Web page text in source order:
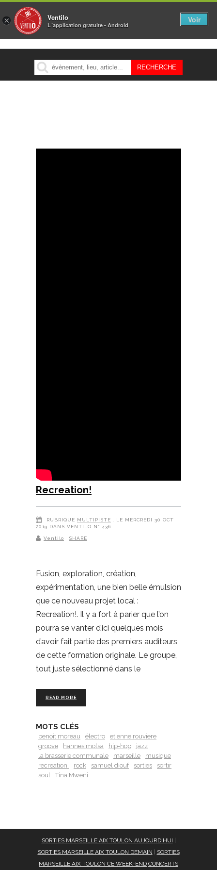
MENU
Recreation!
RUBRIQUE MULTIPISTE
, LE MERCREDI 30 OCT
2019 DANS VENTILO N° 436
Ventilo SHARE
Fusion, exploration, création,
expérimentation, une bien belle émulsion
que ce nouveau projet local :
Recreation!. Il y a fort à parier que l’on
pourra se vanter d’ici quelques mois
d’avoir fait partie des premiers auditeurs
de cette formation originale. Le groupe,
tout juste sélectionné dans le
READ MORE
MOTS CLÉS
benoit moreau électro
etienne rouviere
groove
hannes molsa hip-hop
jazz
la brasserie communale
marseille
musique
recreation.
rock samuel diouf sorties
sortir
soul
Tina Mweni
SORTIES MARSEILLE AIX TOULON AUJOURD'HUI
SORTIES MARSEILLE AIX TOULON DEMAIN
SORTIES
MARSEILLE AIX TOULON CE WEEK-END CONCERTS
× Ventilo
L´application gratuite - Android
Voir